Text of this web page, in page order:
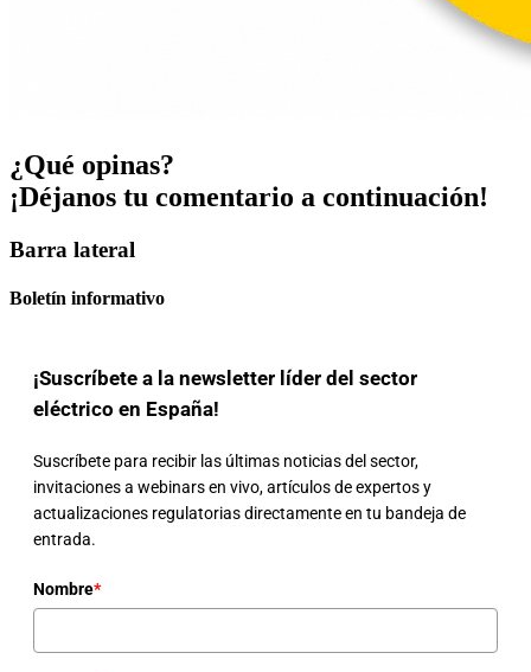
¿Qué opinas?
¡Déjanos tu comentario a continuación!
Barra lateral
Boletín informativo
¡Suscríbete a la newsletter líder del sector
eléctrico en España!
Suscríbete para recibir las últimas noticias del sector,
invitaciones a webinars en vivo, artículos de expertos y
actualizaciones regulatorias directamente en tu bandeja de
entrada.
Nombre*